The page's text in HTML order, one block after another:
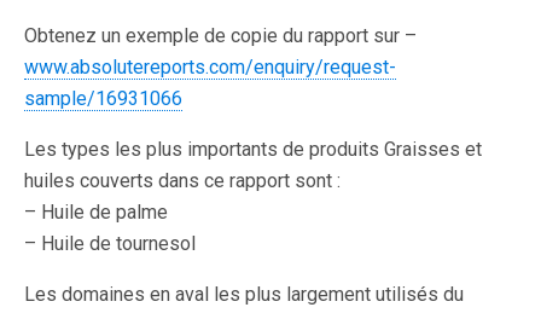
Obtenez un exemple de copie du rapport sur –
www.absolutereports.com/enquiry/request-
sample/16931066
Les types les plus importants de produits Graisses et
huiles couverts dans ce rapport sont :
– Huile de palme
– Huile de tournesol
Les domaines en aval les plus largement utilisés du